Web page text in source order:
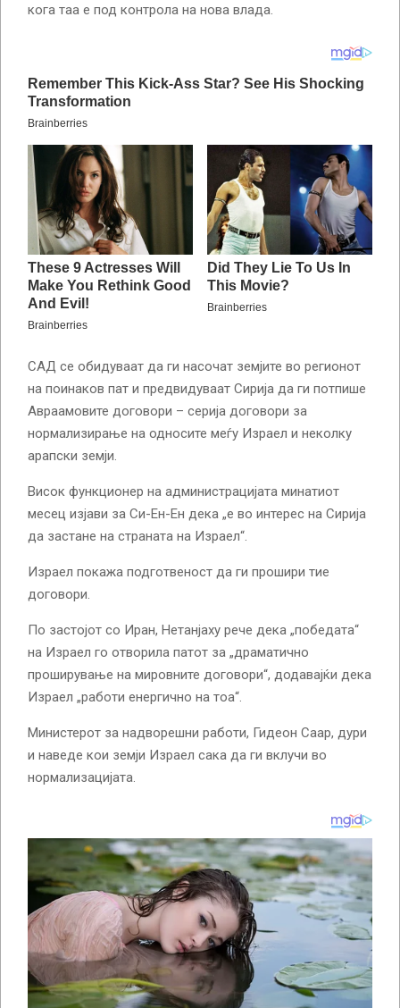
кога таа е под контрола на нова влада.
САД се обидуваат да ги насочат земјите во регионот
на поинаков пат и предвидуваат Сирија да ги потпише
Авраамовите договори – серија договори за
нормализирање на односите меѓу Израел и неколку
арапски земји.
Висок функционер на администрацијата минатиот
месец изјави за Си-Ен-Ен дека „е во интерес на Сирија
да застане на страната на Израел“.
Израел покажа подготвеност да ги прошири тие
договори.
По застојот со Иран, Нетанјаху рече дека „победата“
на Израел го отворила патот за „драматично
проширување на мировните договори“, додавајќи дека
Израел „работи енергично на тоа“.
Министерот за надворешни работи, Гидеон Саар, дури
и наведе кои земји Израел сака да ги вклучи во
нормализацијата.